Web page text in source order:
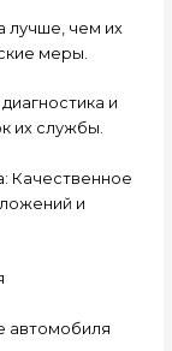
лучше, чем их
меры.
и
их службы.
Качественное
и
автомобиля